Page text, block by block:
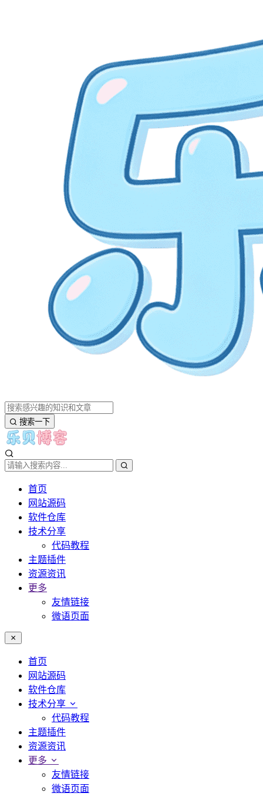
搜索一下
首页
网站源码
软件仓库
技术分享
代码教程
主题插件
资源资讯
更多
友情链接
微语页面
首页
网站源码
软件仓库
技术分享
代码教程
主题插件
资源资讯
更多
友情链接
微语页面